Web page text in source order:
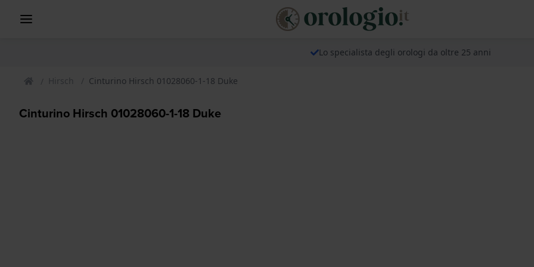
Lo specialista degli orologi da oltre 25 anni
Hirsch Cinturino Hirsch 01028060-1-18 Duke
Cinturino Hirsch 01028060-1-18 Duke